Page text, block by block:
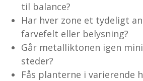
til balance?
Har hver zone et tydeligt
farvefelt eller belysning?
Går metalliktonen igen
steder?
Fås planterne i varierende